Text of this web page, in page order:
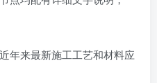
年来最新施工工艺和材料应